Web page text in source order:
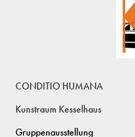
CONDITIO HUMANA
Kunstraum Kesselhaus
Gruppenausstellung